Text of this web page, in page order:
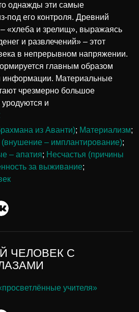
однажды эти самые
под его контроля. Древний
«хлеба и зрелищ», выражаясь
и развлечений» – этот
в непрерывном напряжении.
главным образом
информации. Материальные
чрезмерно большое
и
из Аванти); Материализм;
– имплантирование);
– апатия; Несчастья (причины
за выживание;
ЧЕЛОВЕК С
учителя»